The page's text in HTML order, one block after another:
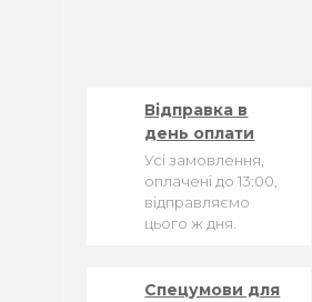
Відправка в
день оплати
Усі замовлення,
оплачені до 13:00,
відправляємо
цього ж дня.
Спецумови для